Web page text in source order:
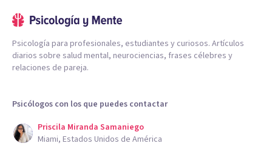
Psicología para profesionales, estudiantes y curiosos. Artículos
diarios sobre salud mental, neurociencias, frases célebres y
relaciones de pareja.
Psicólogos con los que puedes contactar
Priscila Miranda Samaniego
Miami, Estados Unidos de América